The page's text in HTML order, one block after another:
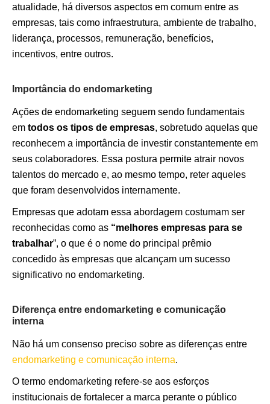
atualidade, há diversos aspectos em comum entre as
empresas, tais como infraestrutura, ambiente de trabalho,
liderança, processos, remuneração, benefícios,
incentivos, entre outros.
Importância do endomarketing
Ações de endomarketing seguem sendo fundamentais
em todos os tipos de empresas, sobretudo aquelas que
reconhecem a importância de investir constantemente em
seus colaboradores. Essa postura permite atrair novos
talentos do mercado e, ao mesmo tempo, reter aqueles
que foram desenvolvidos internamente.
Empresas que adotam essa abordagem costumam ser
reconhecidas como as “melhores empresas para se
trabalhar”, o que é o nome do principal prêmio
concedido às empresas que alcançam um sucesso
significativo no endomarketing.
Diferença entre endomarketing e comunicação
interna
Não há um consenso preciso sobre as diferenças entre
endomarketing e comunicação interna.
O termo endomarketing refere-se aos esforços
institucionais de fortalecer a marca perante o público